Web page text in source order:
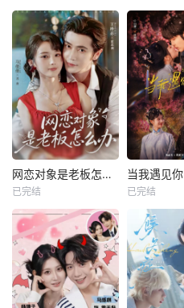
网恋对象是老板怎么办
已完结
当我遇见你
已完结